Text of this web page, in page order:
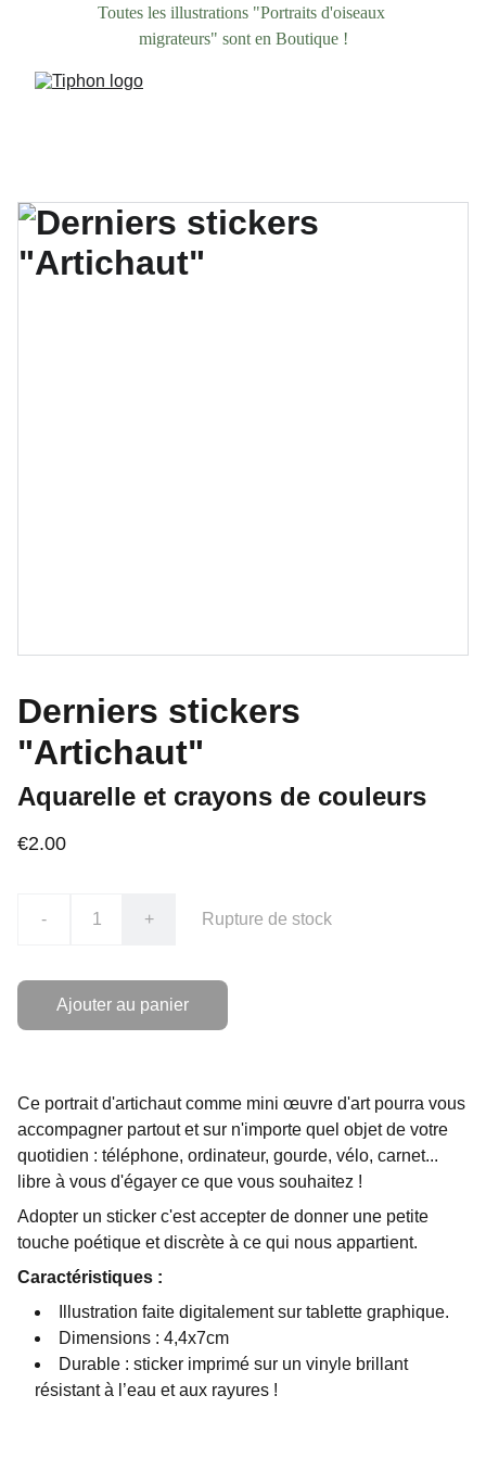
Toutes les illustrations "Portraits d'oiseaux
migrateurs" sont en Boutique !
Derniers stickers
"Artichaut"
Aquarelle et crayons de couleurs
€2.00
- + Rupture de stock
Ajouter au panier
Ce portrait d'artichaut comme mini œuvre d'art pourra vous
accompagner partout et sur n'importe quel objet de votre
quotidien : téléphone, ordinateur, gourde, vélo, carnet...
libre à vous d'égayer ce que vous souhaitez !
Adopter un sticker c'est accepter de donner une petite
touche poétique et discrète à ce qui nous appartient.
Caractéristiques :
Illustration faite digitalement sur tablette graphique.
Dimensions : 4,4x7cm
Durable : sticker imprimé sur un vinyle brillant
résistant à l’eau et aux rayures !